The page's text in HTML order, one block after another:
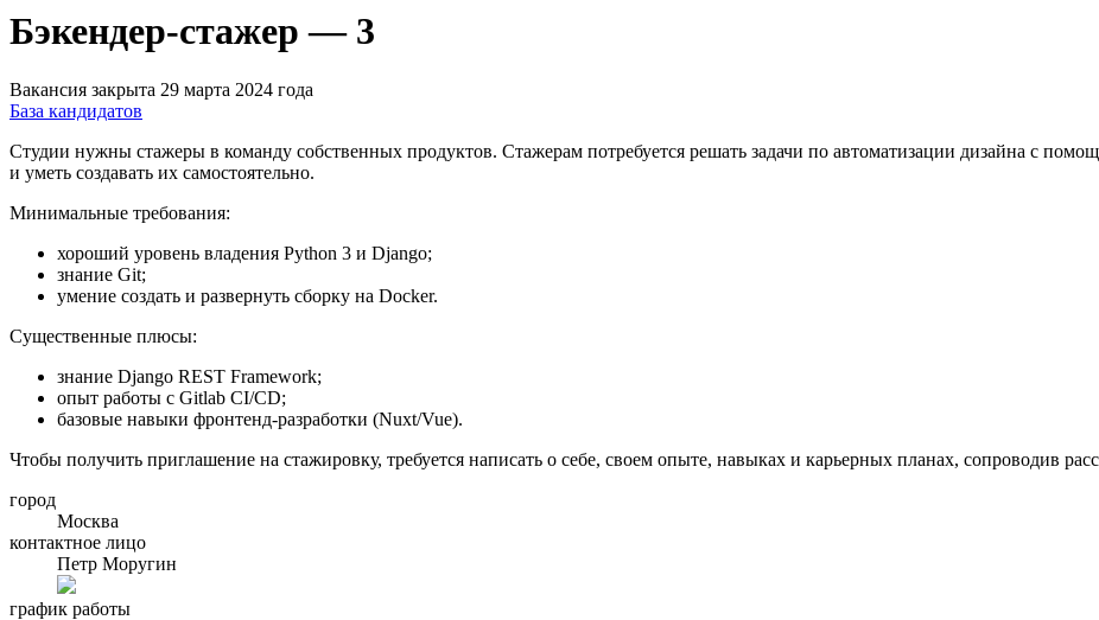
Бэкендер-стажер — 3
Вакансия закрыта 29 марта 2024 года
База кандидатов
Студии нужны стажеры в команду собственных продуктов. Стажерам потребуется решать задачи по автоматизации дизайна с
и уметь создавать их самостоятельно.
Минимальные требования:
хороший уровень владения Python 3 и Django;
знание Git;
умение создать и развернуть сборку на Docker.
Существенные плюсы:
знание Django REST Framework;
опыт работы с Gitlab CI/CD;
базовые навыки фронтенд-разработки (Nuxt/Vue).
Чтобы получить приглашение на стажировку, требуется написать о себе, своем опыте, навыках и карьерных планах, сопроводив
город
Москва
контактное лицо
Петр Моругин
график работы